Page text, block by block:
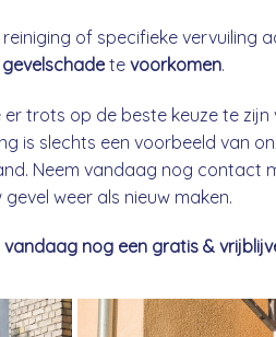
of specifieke vervuiling
te voorkomen.
er trots op de beste keuze te
is slechts een voorbeeld van
Neem vandaag nog contact
weer als nieuw maken.
nog een gratis &